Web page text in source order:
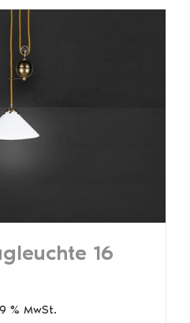
mehrere
16
% MwSt.